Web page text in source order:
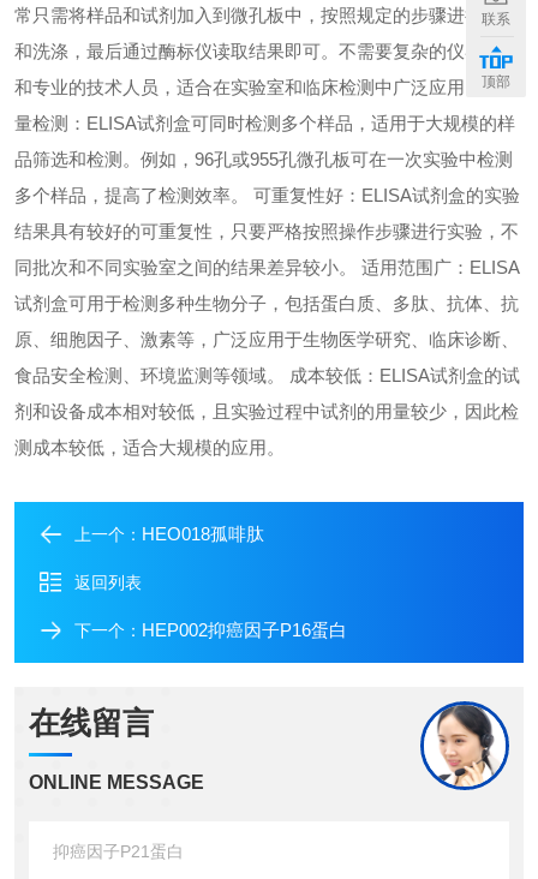
常只需将样品和试剂加入到微孔板中，按照规定的步骤进行孵育
和洗涤，最后通过酶标仪读取结果即可。不需要复杂的仪器设备
和专业的技术人员，适合在实验室和临床检测中广泛应用。 高通
量检测：ELISA试剂盒可同时检测多个样品，适用于大规模的样
品筛选和检测。例如，96孔或955孔微孔板可在一次实验中检测
多个样品，提高了检测效率。 可重复性好：ELISA试剂盒的实验
结果具有较好的可重复性，只要严格按照操作步骤进行实验，不
同批次和不同实验室之间的结果差异较小。 适用范围广：ELISA
试剂盒可用于检测多种生物分子，包括蛋白质、多肽、抗体、抗
原、细胞因子、激素等，广泛应用于生物医学研究、临床诊断、
食品安全检测、环境监测等领域。 成本较低：ELISA试剂盒的试
剂和设备成本相对较低，且实验过程中试剂的用量较少，因此检
测成本较低，适合大规模的应用。
上一个： HEO018孤啡肽
返回列表
下一个： HEP002抑癌因子P16蛋白
在线留言
ONLINE MESSAGE
联系
顶部